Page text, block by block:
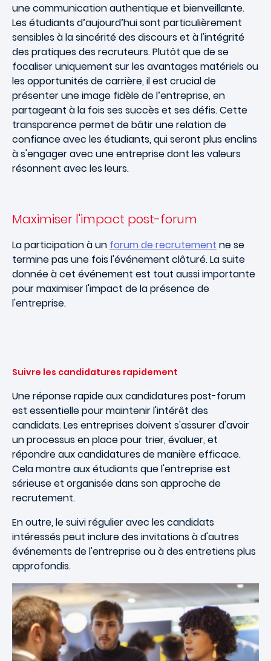
une communication authentique et bienveillante.
Les étudiants d’aujourd’hui sont particulièrement
sensibles à la sincérité des discours et à l'intégrité
des pratiques des recruteurs. Plutôt que de se
focaliser uniquement sur les avantages matériels ou
les opportunités de carrière, il est crucial de
présenter une image fidèle de l’entreprise, en
partageant à la fois ses succès et ses défis. Cette
transparence permet de bâtir une relation de
confiance avec les étudiants, qui seront plus enclins
à s'engager avec une entreprise dont les valeurs
résonnent avec les leurs.
Maximiser l'impact post-forum
La participation à un forum de recrutement ne se
termine pas une fois l'événement clôturé. La suite
donnée à cet événement est tout aussi importante
pour maximiser l'impact de la présence de
l'entreprise.
Suivre les candidatures rapidement
Une réponse rapide aux candidatures post-forum
est essentielle pour maintenir l'intérêt des
candidats. Les entreprises doivent s'assurer d'avoir
un processus en place pour trier, évaluer, et
répondre aux candidatures de manière efficace.
Cela montre aux étudiants que l'entreprise est
sérieuse et organisée dans son approche de
recrutement.
En outre, le suivi régulier avec les candidats
intéressés peut inclure des invitations à d'autres
événements de l'entreprise ou à des entretiens plus
approfondis.